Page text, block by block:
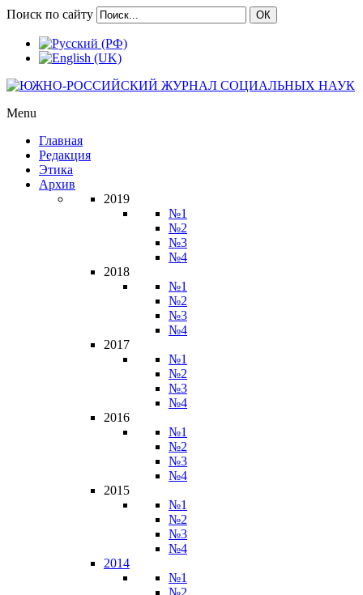
Поиск по сайту ОК
Menu
Главная
Редакция
Этика
Архив
2019
№1
№2
№3
№4
2018
№1
№2
№3
№4
2017
№1
№2
№3
№4
2016
№1
№2
№3
№4
2015
№1
№2
№3
№4
2014
№1
№2